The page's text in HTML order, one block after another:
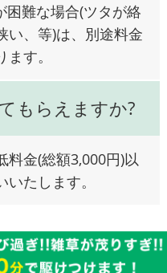
困難な場合(ツタが絡
い、等)は、別途料金
す。
もらえますか?
料金(総額3,000円)以
たします。